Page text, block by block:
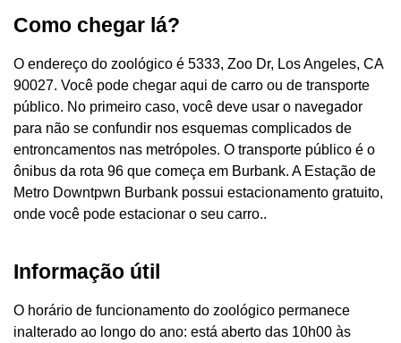
Como chegar lá?
O endereço do zoológico é 5333, Zoo Dr, Los Angeles, CA
90027. Você pode chegar aqui de carro ou de transporte
público. No primeiro caso, você deve usar o navegador
para não se confundir nos esquemas complicados de
entroncamentos nas metrópoles. O transporte público é o
ônibus da rota 96 que começa em Burbank. A Estação de
Metro Downtpwn Burbank possui estacionamento gratuito,
onde você pode estacionar o seu carro..
Informação útil
O horário de funcionamento do zoológico permanece
inalterado ao longo do ano: está aberto das 10h00 às